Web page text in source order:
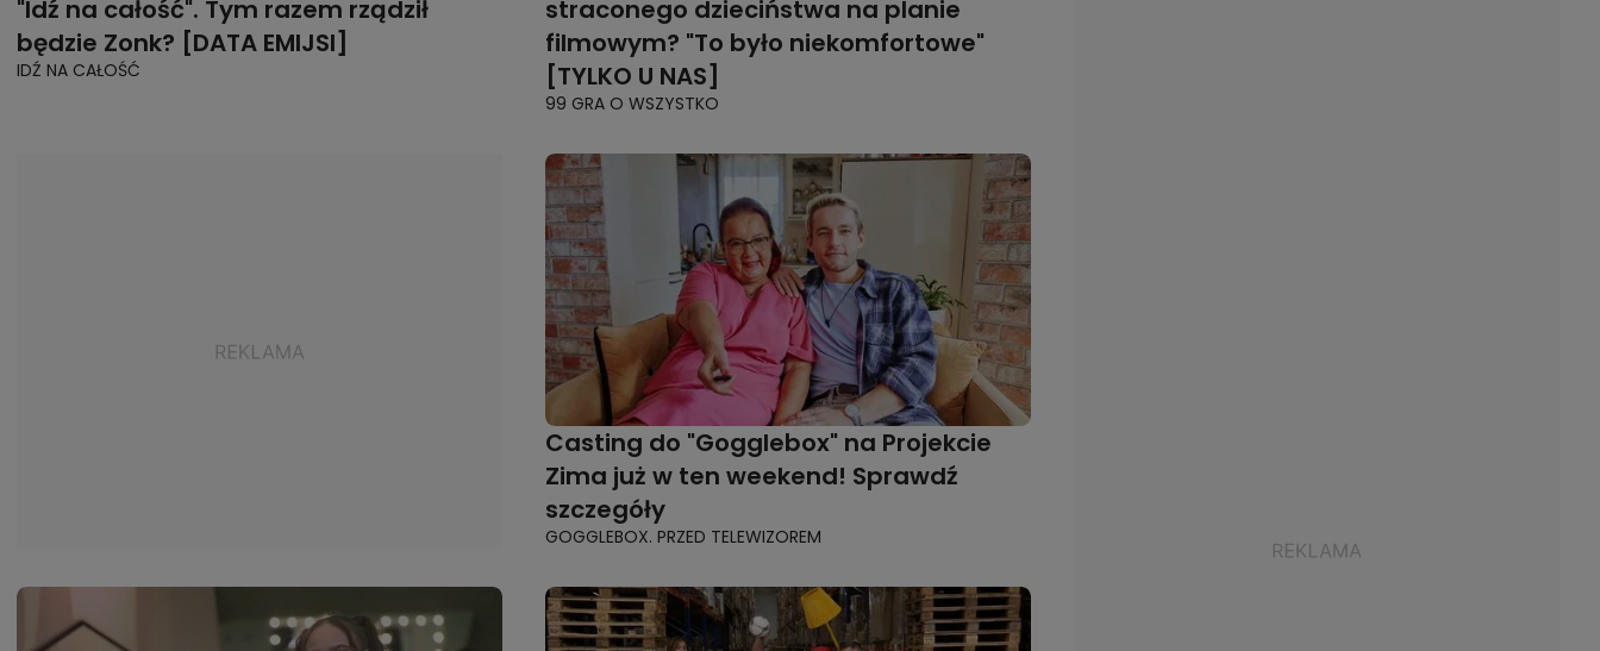
"Idź na całość". Tym razem rządził
będzie Zonk? [DATA EMIJSI]
IDŹ NA CAŁOŚĆ
straconego dzieciństwa na planie
filmowym? "To było niekomfortowe"
[TYLKO U NAS]
99 GRA O WSZYSTKO
Casting do "Gogglebox" na Projekcie
Zima już w ten weekend! Sprawdź
szczegóły
GOGGLEBOX. PRZED TELEWIZOREM